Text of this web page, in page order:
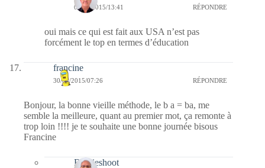
05/05/2015/13:41 RÉPONDRE
oui mais ce qui est fait aux USA n’est pas
forcément le top en termes d’éducation
francine
30/04/2015/07:26 RÉPONDRE
Bonjour, la bonne vieille méthode, le b a = ba, me
semble la meilleure, quant au premier mot, ça remonte à
trop loin !!!! je te souhaite une bonne journée bisous
Francine
Bernieshoot